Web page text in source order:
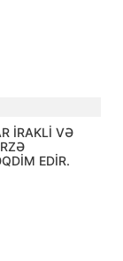
İRAKLİ VƏ
EDİR.